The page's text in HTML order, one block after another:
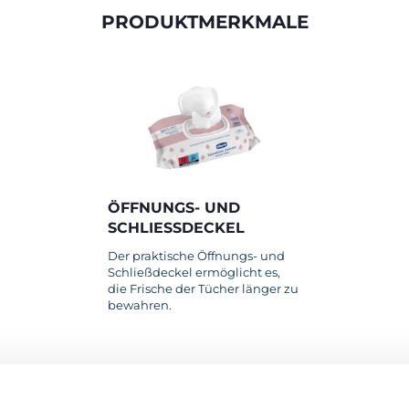
PRODUKTMERKMALE
ÖFFNUNGS- UND
SCHLIESSDECKEL
Der praktische Öffnungs- und
Schließdeckel ermöglicht es,
die Frische der Tücher länger zu
bewahren.